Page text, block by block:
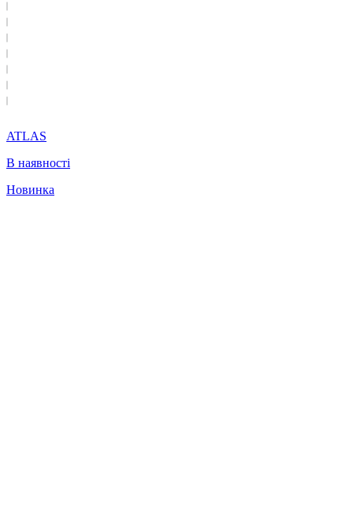
ATLAS
В наявності
Новинка